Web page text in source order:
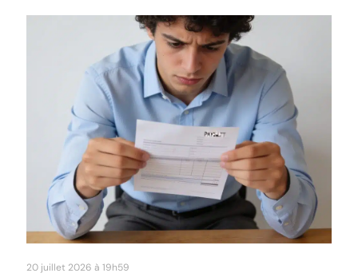
20 juillet 2026 à 19h59